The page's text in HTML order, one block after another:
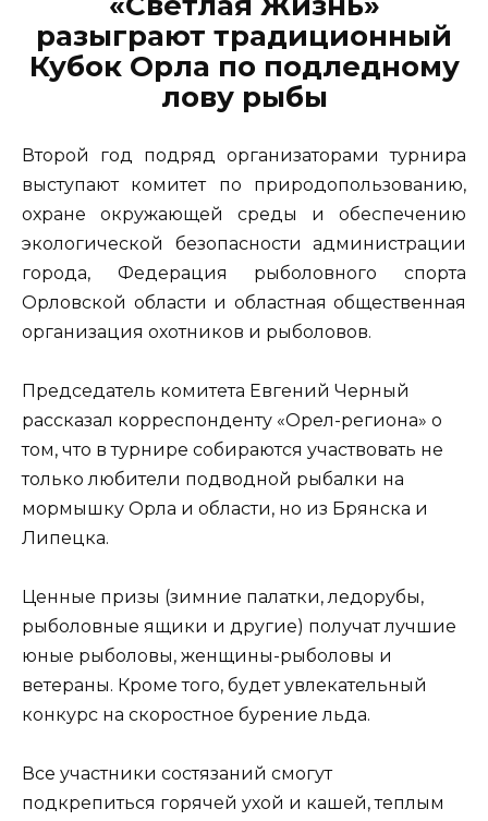
разыграют традиционный
Кубок Орла по подледному
лову рыбы
Второй год подряд организаторами турнира
выступают комитет по природопользованию,
охране окружающей среды и обеспечению
экологической безопасности администрации
города, Федерация рыболовного спорта
Орловской области и областная общественная
организация охотников и рыболовов.
Председатель комитета Евгений Черный
рассказал корреспонденту «Орел-региона» о
том, что в турнире собираются участвовать не
только любители подводной рыбалки на
мормышку Орла и области, но из Брянска и
Липецка.
Ценные призы (зимние палатки, ледорубы,
рыболовные ящики и другие) получат лучшие
юные рыболовы, женщины-рыболовы и
ветераны. Кроме того, будет увлекательный
конкурс на скоростное бурение льда.
Все участники состязаний смогут
подкрепиться горячей ухой и кашей, теплым